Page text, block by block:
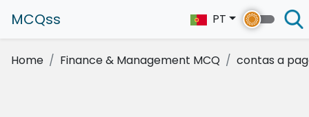
MCQss PT
Home Finance & Management MCQ contas a